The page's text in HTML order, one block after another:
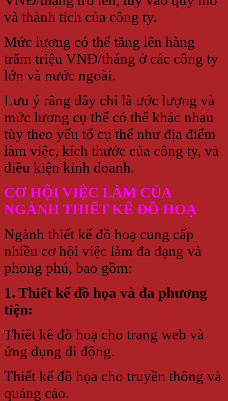
và thành tích của công ty.
Mức lương có thể tăng lên hàng
trăm triệu VNĐ/tháng ở các công ty
lớn và nước ngoài.
Lưu ý rằng đây chỉ là ước lượng và
mức lương cụ thể có thể khác nhau
tùy theo yếu tố cụ thể như địa điểm
làm việc, kích thước của công ty, và
điều kiện kinh doanh.
CƠ HỘI VIỆC LÀM CỦA
NGÀNH THIẾT KẾ ĐỒ HOẠ
Ngành thiết kế đồ hoạ cung cấp
nhiều cơ hội việc làm đa dạng và
phong phú, bao gồm:
1. Thiết kế đồ họa và đa phương
tiện:
Thiết kế đồ hoạ cho trang web và
ứng dụng di động.
Thiết kế đồ họa cho truyền thông và
quảng cáo.